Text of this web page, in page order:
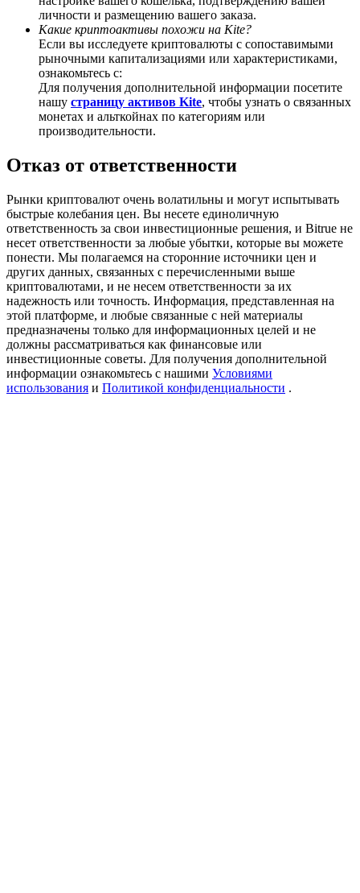
Deposit CASHCAT & Win
Share 500000 CASHCAT prize pool
Exclusive for BitMart Users
Register & Trade to Win 500,000 USDT
Precious Metals Trading Carnival
Trade Gold & Silver · 33,333 USDT Bonus
USDT New User Exclusive 10% APR
USDT Flexible Staking | Daily Rewards
личности и размещению вашего заказа.
Какие криптоактивы похожи на Kite?
Если вы исследуете криптовалюты с сопоставимыми
рыночными капитализациями или характеристиками,
ознакомьтесь с:
Для получения дополнительной информации посетите
нашу страницу активов Kite, чтобы узнать о связанных
монетах и альткойнах по категориям или
производительности.
Отказ от ответственности
Рынки криптовалют очень волатильны и могут испытывать
быстрые колебания цен. Вы несете единоличную
ответственность за свои инвестиционные решения, и Bitrue не
несет ответственности за любые убытки, которые вы можете
понести. Мы полагаемся на сторонние источники цен и
других данных, связанных с перечисленными выше
криптовалютами, и не несем ответственности за их
надежность или точность. Информация, представленная на
этой платформе, и любые связанные с ней материалы
предназначены только для информационных целей и не
должны рассматриваться как финансовые или
инвестиционные советы. Для получения дополнительной
информации ознакомьтесь с нашими Условиями
использования и Политикой конфиденциальности .